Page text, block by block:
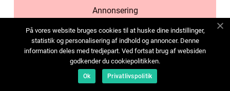
Annonsering
Cookies
Kontakta oss
Sitemap
På vores website bruges cookies til at huske dine indstillinger,
statistik og personalisering af indhold og annoncer. Denne
information deles med tredjepart. Ved fortsat brug af websiden
godkender du cookiepolitikken.
Ok Privatlivspolitik